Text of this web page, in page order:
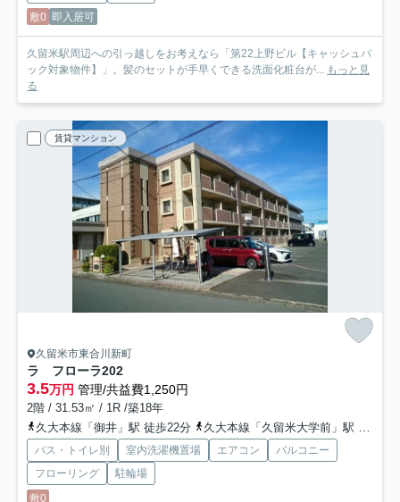
敷0 即入居可
久留米駅周辺への引っ越しをお考えなら「第22上野ビル【キャッシュバ
ック対象物件】」。髪のセットが手早くできる洗面化粧台が... もっと見
る
賃貸マンション
久留米市東合川新町
ラ フローラ202
3.5万円 管理/共益費1,250円
2階 / 31.53㎡ / 1R /築18年
久大本線「御井」駅 徒歩22分
久大本線「久留米大学前」駅 徒歩27分
バス・トイレ別 室内洗濯機置場 エアコン
バルコニー
フローリング
駐輪場
敷0